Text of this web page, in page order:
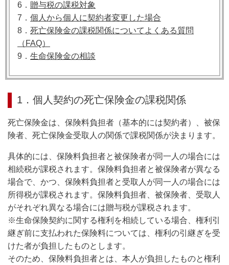
6． 贈与税の課税対象
7． 個人から個人に契約者変更した場合
8． 死亡保険金の課税関係についてよくある質問
（FAQ）
9． 生命保険金の相談
1．個人契約の死亡保険金の課税関係
死亡保険金は、保険料負担者（基本的には契約者）、被保
険者、死亡保険金受取人の関係で課税関係が決まります。
具体的には、保険料負担者と被保険者が同一人の場合には
相続税が課税されます。保険料負担者と被保険者が異なる
場合で、かつ、保険料負担者と受取人が同一人の場合には
所得税が課税されます。保険料負担者、被保険者、受取人
がそれぞれ異なる場合には贈与税が課税されます。
※生命保険契約に関する権利を相続している場合、権利引
継ぎ前に支払われた保険料については、権利の引継ぎを受
けた者が負担したものとします。
そのため、保険料負担者とは、本人が負担したものと権利